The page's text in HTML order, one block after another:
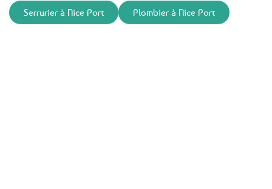
Serrurier à Nice Port Plombier à Nice Port